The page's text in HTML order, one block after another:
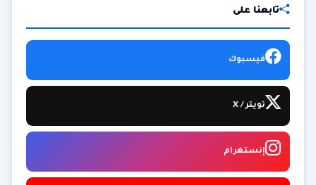
تابعنا على
فيسبوك
تويتر / X
إنستغرام